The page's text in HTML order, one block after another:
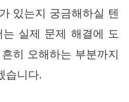
있는지 궁금해하실 텐
실제 문제 해결에 도
히 오해하는 부분까지
습니다.